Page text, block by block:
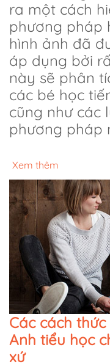
ra một cách
phương pháp
hình ảnh đã
áp dụng bởi
này sẽ phân
các bé học
cũng như các
phương pháp
Xem thêm
Các cách
Anh tiểu học
xứ